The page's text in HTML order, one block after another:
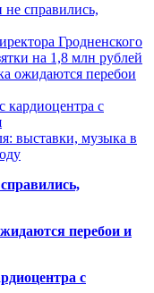
не справились,
Гродненского
на 1,8 млн рублей
ожидаются перебои
кардиоцентра с
выставки, музыка в
перебои и
с